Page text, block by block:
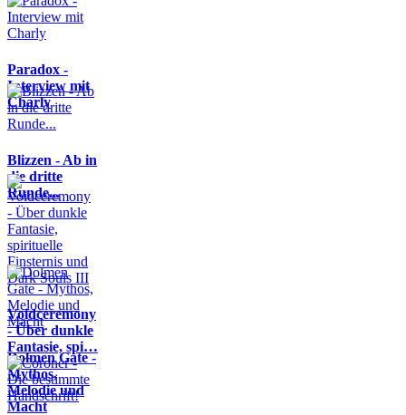
Paradox -
Interview mit
Charly
Blizzen - Ab in
die dritte
Runde...
Voidceremony
- Über dunkle
Fantasie, spi…
Dolmen Gate -
Mythos,
Melodie und
Macht